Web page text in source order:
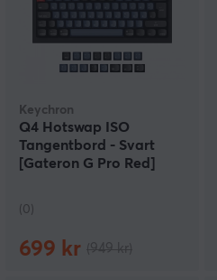
Keychron
Q4 Hotswap ISO
Tangentbord - Svart
[Gateron G Pro Red]
(0)
699 kr